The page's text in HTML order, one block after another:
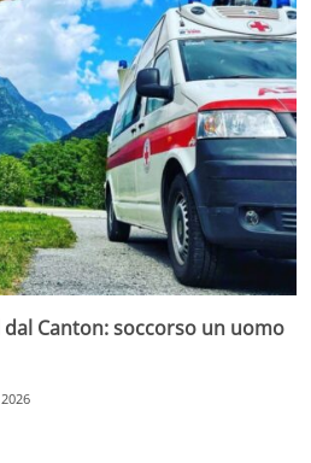
Canton: soccorso un uomo